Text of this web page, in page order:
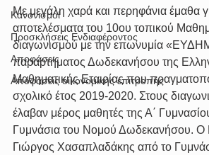
Κανονισμοί
Προσκλήσεις Ενδιαφέροντος
Αποφάσεις
Αποφάσεις οικονομικής επιτροπής
Με μεγάλη χαρά και περηφάνια έμαθα
αποτελέσματα του 10ου τοπικού
διαγωνισμού με την επωνυμία
παραρτήματος Δωδεκανήσου της
Μαθηματικής Εταιρίας που
σχολικό έτος 2019-2020. Στους
έλαβαν μέρος μαθητές της Α΄
Γυμνάσια του Νομού Δωδεκανήσου. Ο
Γιώργος Χασαπλαδάκης από το